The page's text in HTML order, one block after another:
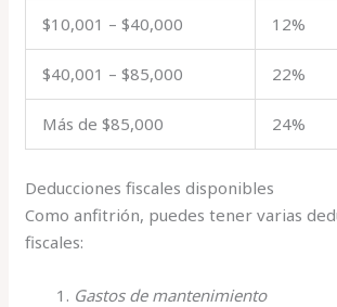
$10,001 – $40,000 12%
$40,001 – $85,000 22%
Más de $85,000 24%
Deducciones fiscales disponibles
Como anfitrión, puedes tener varias
fiscales:
Gastos de mantenimiento